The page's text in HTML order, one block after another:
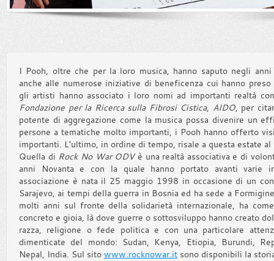
I Pooh, oltre che per la loro musica, hanno saputo negli
anche alle numerose iniziative di beneficenza cui hanno
gli artisti hanno associato i loro nomi ad importanti realtà
Fondazione per la Ricerca sulla Fibrosi Cistica, AIDO, per
potente di aggregazione come la musica possa divenire un
persone a tematiche molto importanti, i Pooh hanno offerto
importanti. L'ultimo, in ordine di tempo, risale a questa estate
Quella di Rock No War ODVè una realtà associativa e di
anni Novanta e con la quale hanno portato avanti varie
associazione è nata il 25 maggio 1998 in occasione di un
Sarajevo, ai tempi della guerra in Bosnia ed ha sede a
molti anni sul fronte della solidarietà internazionale, ha
concreto e gioia, là dove guerre o sottosviluppo hanno creato
razza, religione o fede politica e con una particolare
dimenticate del mondo: Sudan, Kenya, Etiopia, Burundi,
Nepal, India. Sul sito www.rocknowar.it sono disponibili la